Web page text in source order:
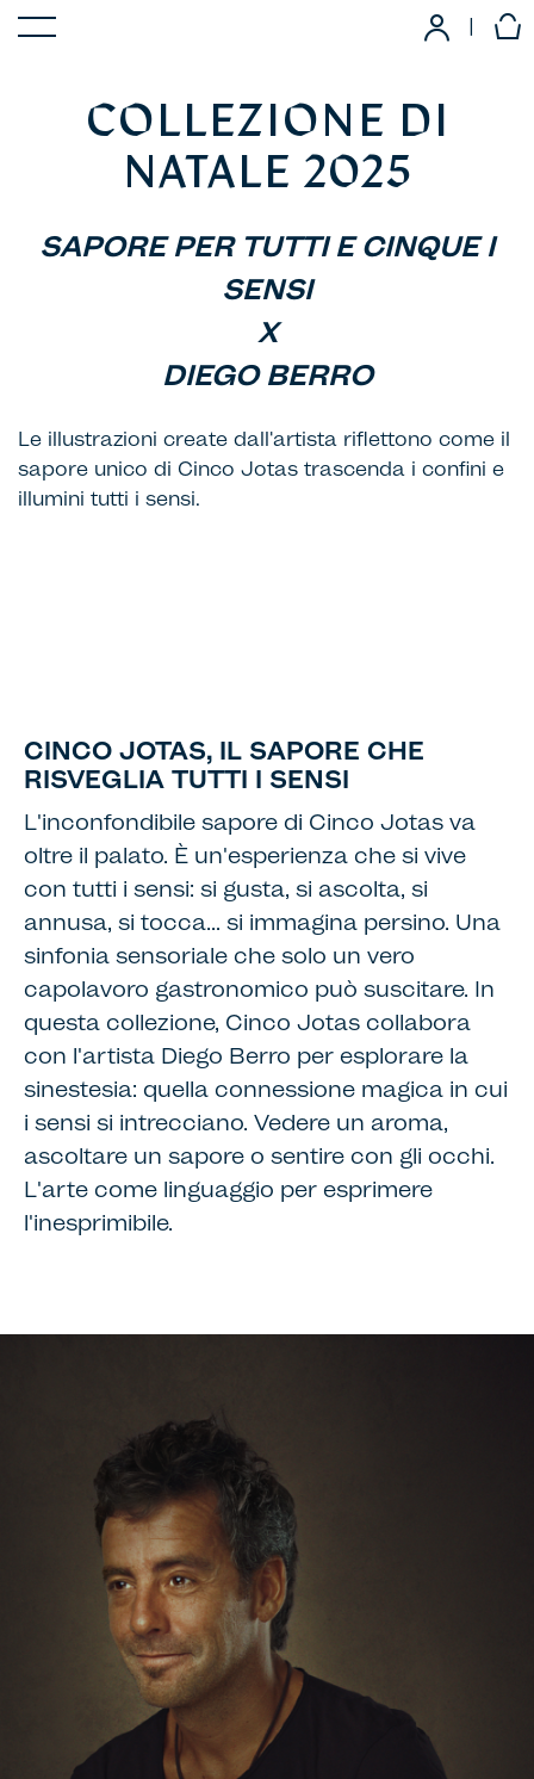
COLLEZIONE DI
NATALE 2025
SAPORE PER TUTTI E CINQUE I
SENSI
X
DIEGO BERRO
Le illustrazioni create dall'artista riflettono come il
sapore unico di Cinco Jotas trascenda i confini e
illumini tutti i sensi.
CINCO JOTAS, IL SAPORE CHE
RISVEGLIA TUTTI I SENSI
L'inconfondibile sapore di Cinco Jotas va
oltre il palato. È un'esperienza che si vive
con tutti i sensi: si gusta, si ascolta, si
annusa, si tocca… si immagina persino. Una
sinfonia sensoriale che solo un vero
capolavoro gastronomico può suscitare. In
questa collezione, Cinco Jotas collabora
con l'artista Diego Berro per esplorare la
sinestesia: quella connessione magica in cui
i sensi si intrecciano. Vedere un aroma,
ascoltare un sapore o sentire con gli occhi.
L'arte come linguaggio per esprimere
l'inesprimibile.